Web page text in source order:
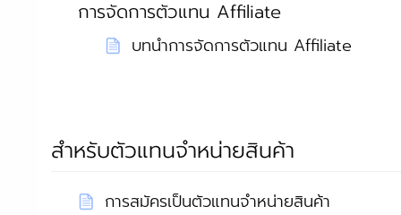
การจัดการตัวแทน Affiliate
บทนำการจัดการตัวแทน Affiliate
สำหรับตัวแทนจำหน่ายสินค้า
การสมัครเป็นตัวแทนจำหน่ายสินค้า